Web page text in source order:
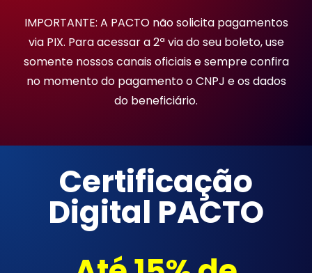
IMPORTANTE: A PACTO não solicita pagamentos
via PIX. Para acessar a 2ª via do seu boleto, use
somente nossos canais oficiais e sempre confira
no momento do pagamento o CNPJ e os dados
do beneficiário.
Certificação
Digital PACTO